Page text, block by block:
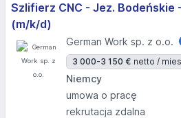
Szlifierz CNC - Jez.
(m/k/d)
German Work sp. z o.o.
3 000-3 150 € netto /
Niemcy
umowa o pracę
rekrutacja zdalna